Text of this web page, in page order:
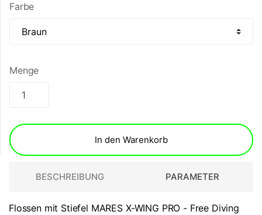
Farbe
Menge
In den Warenkorb
BESCHREIBUNG PARAMETER
Flossen mit Stiefel MARES X-WING PRO - Free Diving